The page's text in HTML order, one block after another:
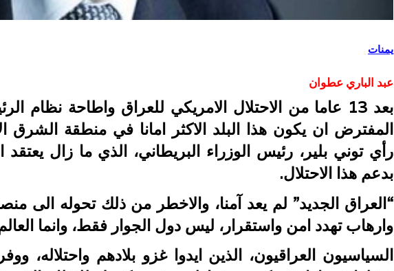
يمنات
عبد الباري عطوان
بعد 13 عاما من الاحتلال الامريكي للعراق واطاحة
المفترض ان يكون هذا البلد الاكثر امانا في منطقة
رأي توني بلير، رئيس الوزراء البريطاني، الذي ما زال يعتقد
بدعم هذا الاحتلال.
“العراق الجديد” لم يعد آمنا، والاخطر من ذلك تحوله الى
وارهاب تهدد امن واستقرار، ليس دول الجوار فقط، وانما
السياسيون العراقيون، الذين ايدوا غزو بلادهم واحتلاله،